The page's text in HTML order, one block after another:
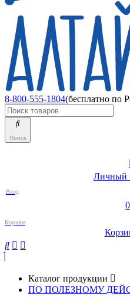
8-800-555-1804(бесплатно по
Поиск
Личный
Вход
0
Корзина
Каталог продукции
ПО ПОЛЕЗНОМУ